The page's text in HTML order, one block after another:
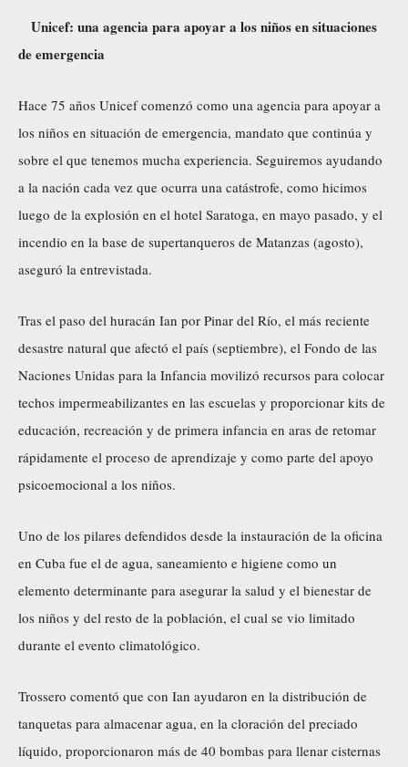
Unicef: una agencia para apoyar a los niños en situaciones
de emergencia
Hace 75 años Unicef comenzó como una agencia para apoyar a
los niños en situación de emergencia, mandato que continúa y
sobre el que tenemos mucha experiencia. Seguiremos ayudando
a la nación cada vez que ocurra una catástrofe, como hicimos
luego de la explosión en el hotel Saratoga, en mayo pasado, y el
incendio en la base de supertanqueros de Matanzas (agosto),
aseguró la entrevistada.
Tras el paso del huracán Ian por Pinar del Río, el más reciente
desastre natural que afectó el país (septiembre), el Fondo de las
Naciones Unidas para la Infancia movilizó recursos para colocar
techos impermeabilizantes en las escuelas y proporcionar kits de
educación, recreación y de primera infancia en aras de retomar
rápidamente el proceso de aprendizaje y como parte del apoyo
psicoemocional a los niños.
Uno de los pilares defendidos desde la instauración de la oficina
en Cuba fue el de agua, saneamiento e higiene como un
elemento determinante para asegurar la salud y el bienestar de
los niños y del resto de la población, el cual se vio limitado
durante el evento climatológico.
Trossero comentó que con Ian ayudaron en la distribución de
tanquetas para almacenar agua, en la cloración del preciado
líquido, proporcionaron más de 40 bombas para llenar cisternas